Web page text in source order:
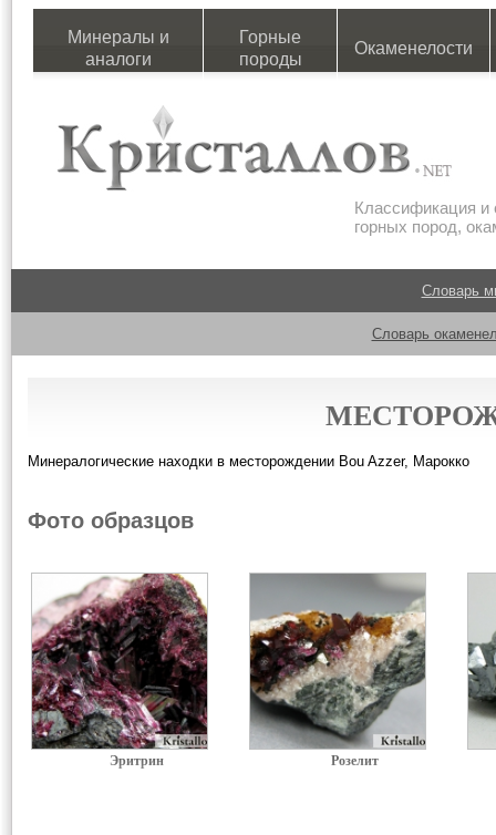
Минералы и
аналоги
Горные
породы
Окаменелости
Классификация и
горных пород,
Словарь
Словарь
Минералогические находки в месторождении Bou Azzer, Марокко
Фото образцов
Эритрин Розелит